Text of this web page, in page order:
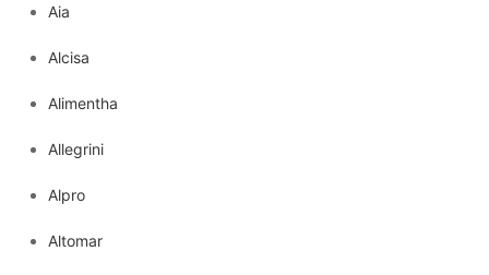
Aia
Alcisa
Alimentha
Allegrini
Alpro
Altomar